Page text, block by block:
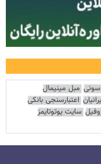
سونی مبل مینیمال
اعتبارسنجی بانکی
سایت یوتوتایمز